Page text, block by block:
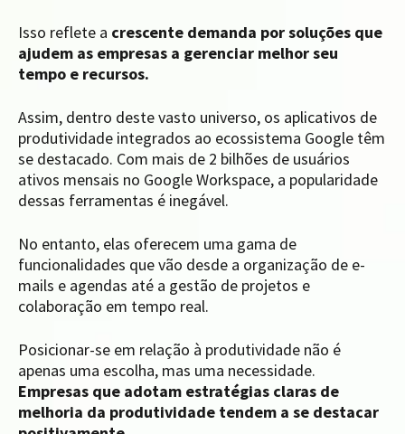
Isso reflete a crescente demanda por soluções que
ajudem as empresas a gerenciar melhor seu
tempo e recursos.
Assim, dentro deste vasto universo, os aplicativos de
produtividade integrados ao ecossistema Google têm
se destacado. Com mais de 2 bilhões de usuários
ativos mensais no Google Workspace, a popularidade
dessas ferramentas é inegável.
No entanto, elas oferecem uma gama de
funcionalidades que vão desde a organização de e-
mails e agendas até a gestão de projetos e
colaboração em tempo real.
Posicionar-se em relação à produtividade não é
apenas uma escolha, mas uma necessidade.
Empresas que adotam estratégias claras de
melhoria da produtividade tendem a se destacar